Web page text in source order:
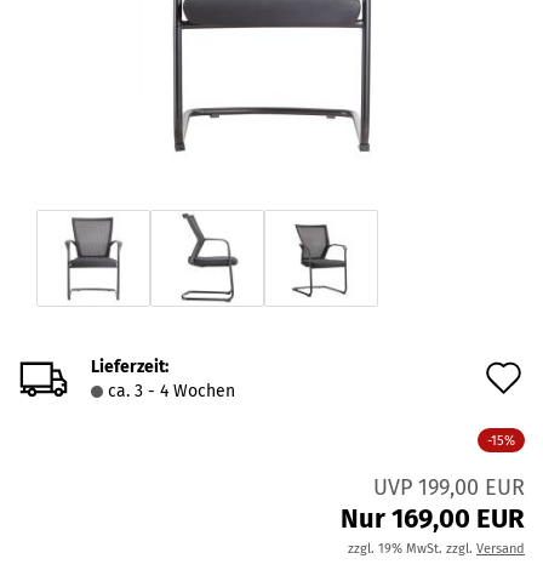
Lieferzeit:
ca. 3 - 4 Wochen
-15%
UVP 199,00 EUR
Nur 169,00 EUR
zzgl. 19% MwSt. zzgl. Versand